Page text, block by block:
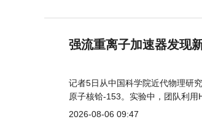
强流重离子加速器发现
记者5日从中国科学院近代物理研
原子核铪-153。实验中，团队利
2026-08-06 09:47